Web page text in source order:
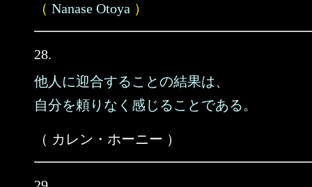
（ Nanase Otoya ）
28.
他人に迎合することの結果は、
自分を頼りなく感じることである。
（ カレン・ホーニー ）